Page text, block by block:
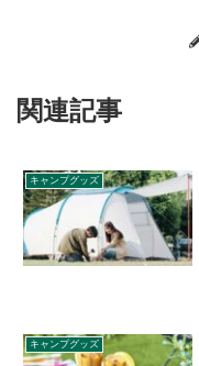
関連記事
キャンプグッズ
キャンプグッズ